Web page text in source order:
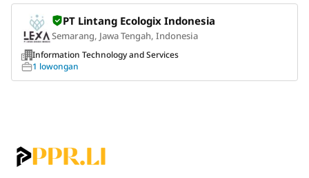
PT Lintang Ecologix Indonesia
Semarang, Jawa Tengah, Indonesia
Information Technology and Services
1 lowongan